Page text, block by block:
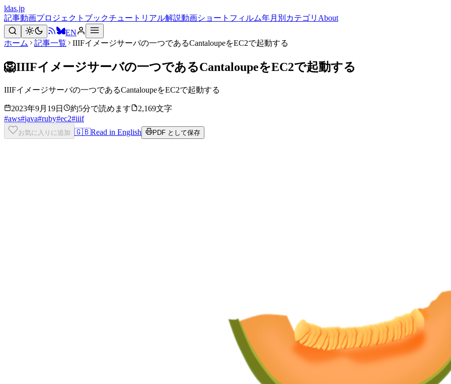
ldas.jp
記事動画プロジェクト ブックチュートリアル解説動画ショートフィルム年月別 カテゴリ About
EN
ホーム
記事一覧 IIIFイメージサーバの一つであるCantaloupeをEC2で起動する
🦁IIIFイメージサーバの一つであるCantaloupeをEC2で起動する
IIIFイメージサーバの一つであるCantaloupeをEC2で起動する
2023年9月19日 約5分で読めます
2,169文字
#aws#java#ruby#ec2#iiif
お気に入りに追加 🇬🇧Read in English PDF として保存